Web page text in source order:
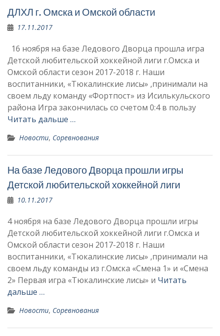
ДЛХЛ г. Омска и Омской области
17.11.2017
16 ноября на базе Ледового Дворца прошла игра
Детской любительской хоккейной лиги г.Омска и
Омской области сезон 2017-2018 г. Наши
воспитанники, «Тюкалинские лисы» ,принимали на
своем льду команду «Фортпост» из Исилькульского
района Игра закончилась со счетом 0:4 в пользу
Читать дальше …
Новости, Соревнования
На базе Ледового Дворца прошли игры
Детской любительской хоккейной лиги
10.11.2017
4 ноября на базе Ледового Дворца прошли игры
Детской любительской хоккейной лиги г.Омска и
Омской области сезон 2017-2018 г. Наши
воспитанники, «Тюкалинские лисы» ,принимали на
своем льду команды из г.Омска «Смена 1» и «Смена
2» Первая игра «Тюкалинские лисы» и Читать
дальше …
Новости, Соревнования